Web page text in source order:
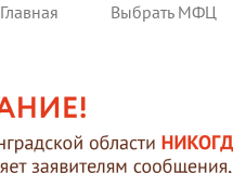
Главная Выбрать МФЦ